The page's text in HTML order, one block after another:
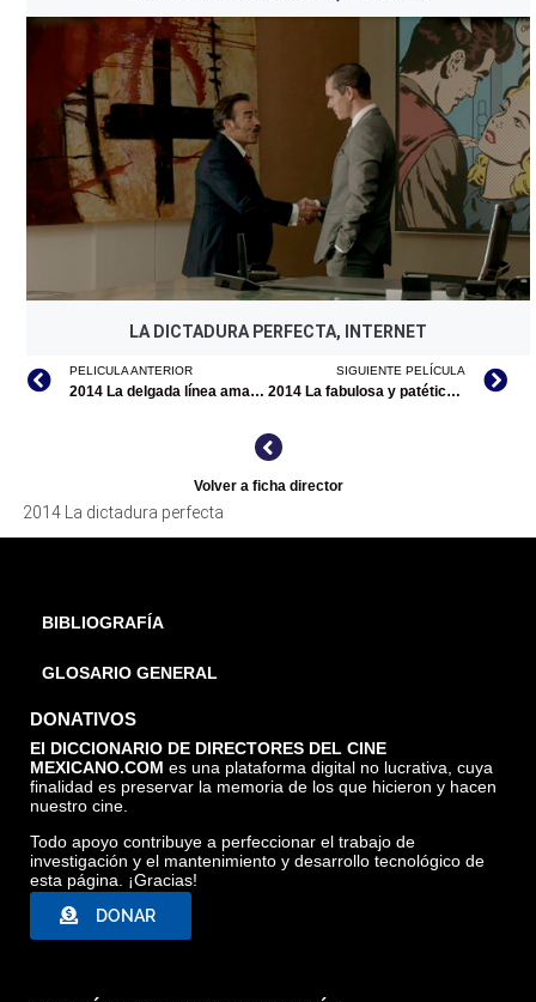
LA DICTADURA PERFECTA, INTERNET
PELICULA ANTERIOR
2014 La delgada línea amarilla
SIGUIENTE PELÍCULA
2014 La fabulosa y patética historia de un montaje I Love Romeo y Julieta/documental
Volver a ficha director
2014 La dictadura perfecta
BIBLIOGRAFÍA
GLOSARIO GENERAL
DONATIVOS
El DICCIONARIO DE DIRECTORES DEL CINE
MEXICANO.COM es una plataforma digital no lucrativa, cuya
finalidad es preservar la memoria de los que hicieron y hacen
nuestro cine.
Todo apoyo contribuye a perfeccionar el trabajo de
investigación y el mantenimiento y desarrollo tecnológico de
esta página. ¡Gracias!
DONAR